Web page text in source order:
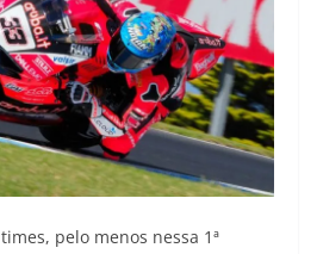
pelo menos nessa 1ª